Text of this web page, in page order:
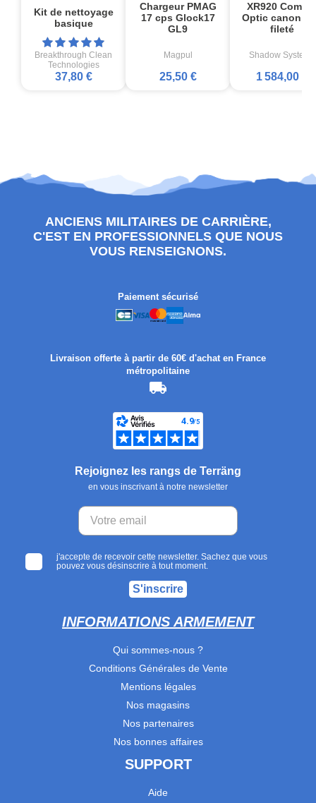
Kit de nettoyage
basique
Breakthrough Clean
Technologies
37,80 €
Chargeur PMAG
17 cps Glock17
GL9
Magpul
25,50 €
XR920
Optic canon
fileté
Shadow Systems
1 584,00 €
ANCIENS MILITAIRES DE CARRIÈRE,
C'EST EN PROFESSIONNELS QUE NOUS
VOUS RENSEIGNONS.
Paiement sécurisé
Livraison offerte à partir de 60€ d'achat en France
métropolitaine
Rejoignez les rangs de Terräng
en vous inscrivant à notre newsletter
j'accepte de recevoir cette newsletter. Sachez que vous
pouvez vous désinscrire à tout moment.
S'inscrire
INFORMATIONS ARMEMENT
Qui sommes-nous ?
Conditions Générales de Vente
Mentions légales
Nos magasins
Nos partenaires
Nos bonnes affaires
SUPPORT
Aide